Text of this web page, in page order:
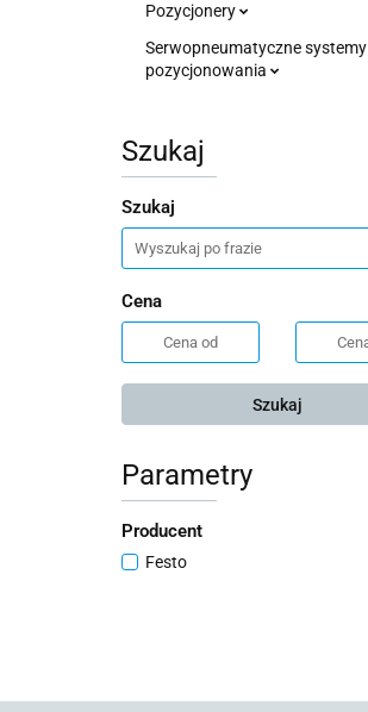
Pozycjonery
Serwopneumatyczne systemy
pozycjonowania
Szukaj
Szukaj
Cena
Szukaj
Parametry
Producent
Festo